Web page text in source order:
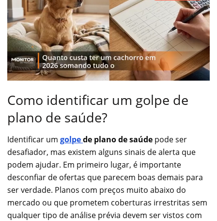
Como identificar um golpe de
plano de saúde?
Identificar um golpede plano de saúde pode ser
desafiador, mas existem alguns sinais de alerta que
podem ajudar. Em primeiro lugar, é importante
desconfiar de ofertas que parecem boas demais para
ser verdade. Planos com preços muito abaixo do
mercado ou que prometem coberturas irrestritas sem
qualquer tipo de análise prévia devem ser vistos com